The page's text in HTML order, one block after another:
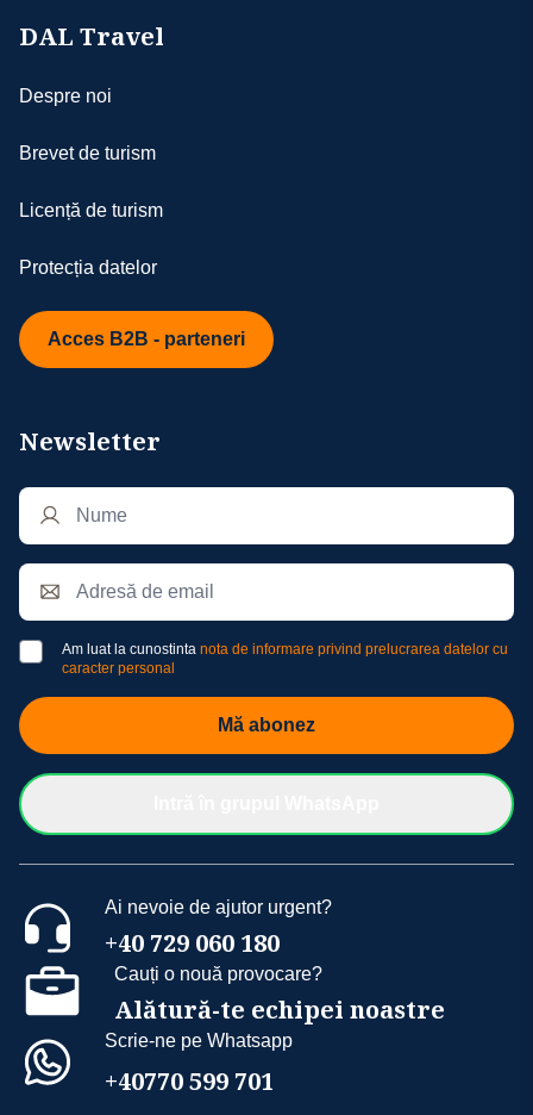
DAL Travel
Despre noi
Brevet de turism
Licență de turism
Protecția datelor
Acces B2B - parteneri
Newsletter
Am luat la cunostinta nota de informare privind prelucrarea datelor cu
caracter personal
Mă abonez
Ai nevoie de ajutor urgent?
+40 729 060 180
Cauți o nouă provocare?
Alătură-te echipei noastre
Scrie-ne pe Whatsapp
+40770 599 701